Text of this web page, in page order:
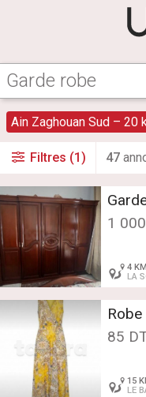
Ain Zaghouan Sud – 20
Filtres (1) 47
1
4 KM
LA
85
15
LE